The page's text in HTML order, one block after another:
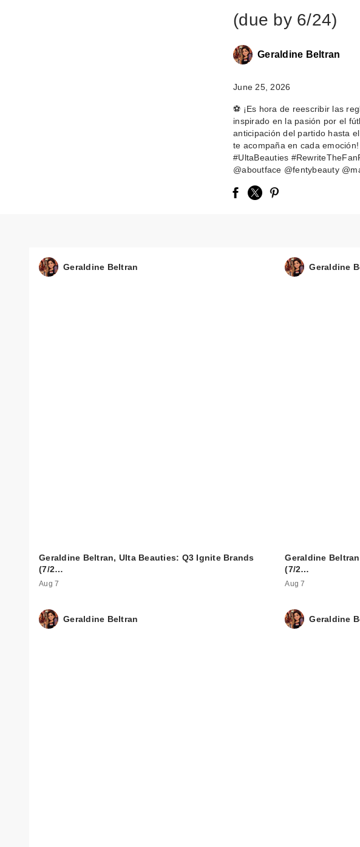
(due by 6/24)
Geraldine Beltran
June 25, 2026
⚽️ ¡Es hora de reescribir las
inspirado en la pasión por el
anticipación del partido hasta
te acompaña en cada
#UltaBeauties
@aboutface @fentybeauty
Geraldine Beltran
Geraldine Beltran, Ulta Beauties: Q3 Ignite Brands
(7/2…
Aug 7
Geraldine
Geraldine
(7/2…
Aug 7
Geraldine Beltran Geraldine